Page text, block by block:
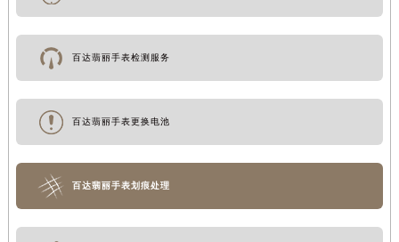
百达翡丽手表检测服务
百达翡丽手表更换电池
百达翡丽手表划痕处理